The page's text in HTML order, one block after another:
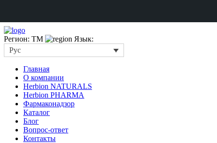
Регион: TM
Язык:
Рус
Главная
О компании
Herbion NATURALS
Herbion PHARMA
Фармаконадзор
Каталог
Блог
Вопрос-ответ
Контакты